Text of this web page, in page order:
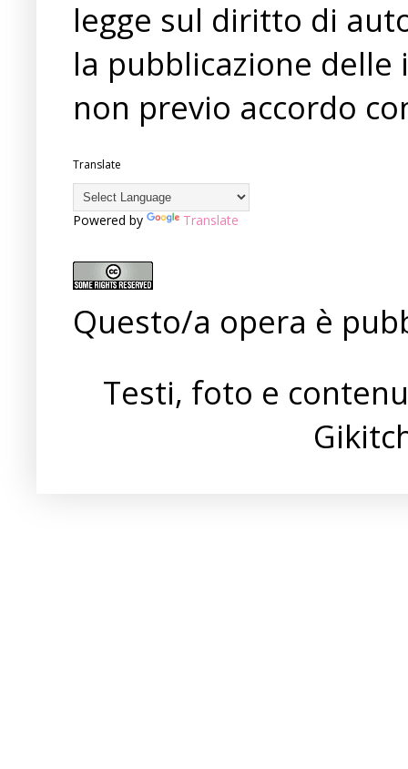
legge sul diritto di
la pubblicazione
non previo accordo
Translate
Powered by Translate
Questo/a opera è
Testi, foto e